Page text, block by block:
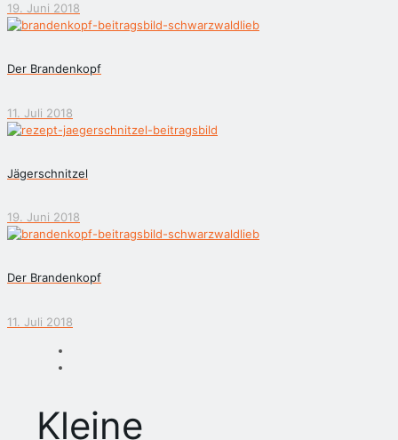
19. Juni 2018
Der Brandenkopf
11. Juli 2018
Jägerschnitzel
19. Juni 2018
Der Brandenkopf
11. Juli 2018
Kleine